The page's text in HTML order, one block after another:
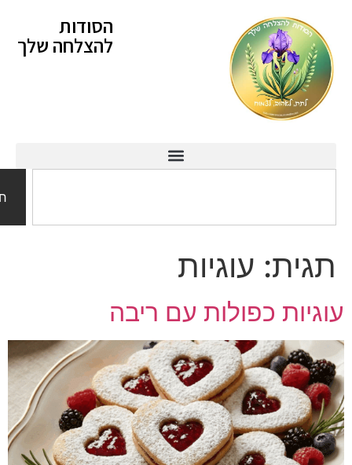
הסודות
להצלחה שלך
עוגיות
כפולות עם ריבה